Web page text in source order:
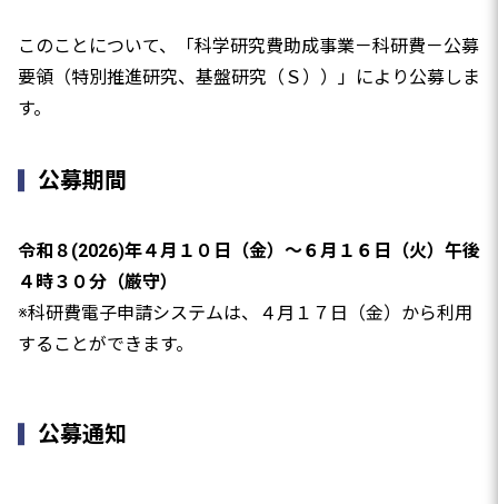
このことについて、「科学研究費助成事業－科研費－公募
要領（特別推進研究、基盤研究（Ｓ））」により公募しま
す。
公募期間
令和８(2026)年４月１０日（金）～６月１６日（火）午後
４時３０分（厳守）
※科研費電子申請システムは、４月１７日（金）から利用
することができます。
公募通知